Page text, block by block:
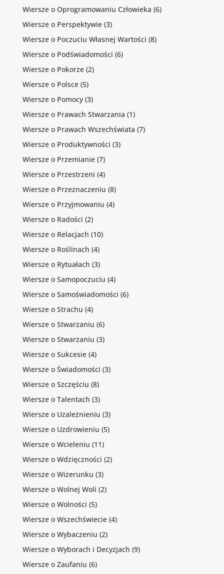
Wiersze o Oprogramowaniu Człowieka (6)
Wiersze o Perspektywie(3)
Wiersze o Poczuciu Własnej Wartości (8)
Wiersze o Podświadomości (6)
Wiersze o Pokorze(2)
Wiersze o Polsce(5)
Wiersze o Pomocy(3)
Wiersze o Prawach Stwarzania (1)
Wiersze o Prawach Wszechświata (7)
Wiersze o Produktywności (3)
Wiersze o Przemianie(7)
Wiersze o Przestrzeni (4)
Wiersze o Przeznaczeniu (8)
Wiersze o Przyjmowaniu (4)
Wiersze o Radości (2)
Wiersze o Relacjach (10)
Wiersze o Roślinach (4)
Wiersze o Rytuałach (3)
Wiersze o Samopoczuciu (4)
Wiersze o Samoświadomości (6)
Wiersze o Strachu (4)
Wiersze o Stwarzaniu (6)
Wiersze o Stwarzaniu (3)
Wiersze o Sukcesie(4)
Wiersze o Świadomości (3)
Wiersze o Szczęściu (8)
Wiersze o Talentach (3)
Wiersze o Uzależnieniu (3)
Wiersze o Uzdrowieniu (5)
Wiersze o Wcieleniu (11)
Wiersze o Wdzięczności (2)
Wiersze o Wizerunku (3)
Wiersze o Wolnej Woli (2)
Wiersze o Wolności (5)
Wiersze o Wszechświecie(4)
Wiersze o Wybaczeniu (2)
Wiersze o Wyborach i Decyzjach (9)
Wiersze o Zaufaniu (6)